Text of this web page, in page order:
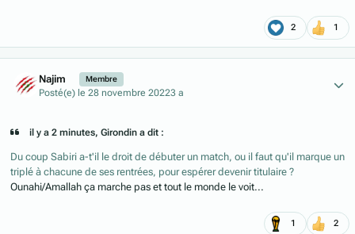
2 1
Najim Membre
Posté(e) le 28 novembre 20223 a
il y a 2 minutes, Girondin a dit :
Du coup Sabiri a-t'il le droit de débuter un match, ou il faut qu'il marque un
triplé à chacune de ses rentrées, pour espérer devenir titulaire ?
Ounahi/Amallah ça marche pas et tout le monde le voit...
1 2